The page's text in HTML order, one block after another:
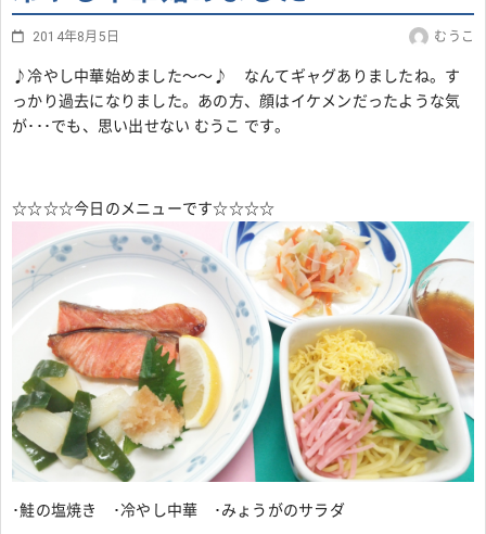
2014年8月5日 むうこ
♪冷やし中華始めました～～♪ なんてギャグありましたね。す
っかり過去になりました。あの方、顔はイケメンだったような気
が･･･でも、思い出せない むうこ です。
☆☆☆☆今日のメニューです☆☆☆☆
･鮭の塩焼き ･冷やし中華 ･みょうがのサラダ